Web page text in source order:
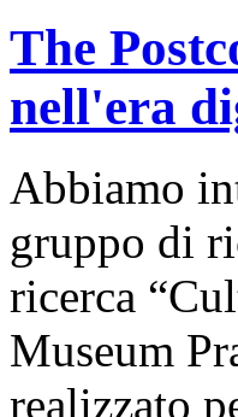
The
nell'era
Abbiamo
gruppo di
ricerca
Museum
realizzato